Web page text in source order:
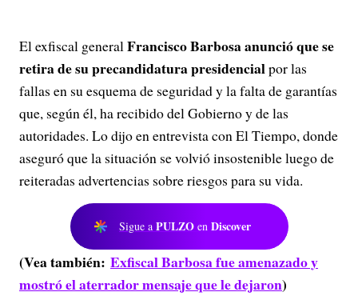
El exfiscal generalFrancisco Barbosa anunció que se
retira de su precandidatura presidencialpor las
fallas en su esquema de seguridad y la falta de garantías
que, según él, ha recibido del Gobierno y de las
autoridades. Lo dijo en entrevista con El Tiempo, donde
aseguró que la situación se volvió insostenible luego de
reiteradas advertencias sobre riesgos para su vida.
Sigue a PULZO en Discover
(Vea también: Exfiscal Barbosa fue amenazado y
mostró el aterrador mensaje que le dejaron)